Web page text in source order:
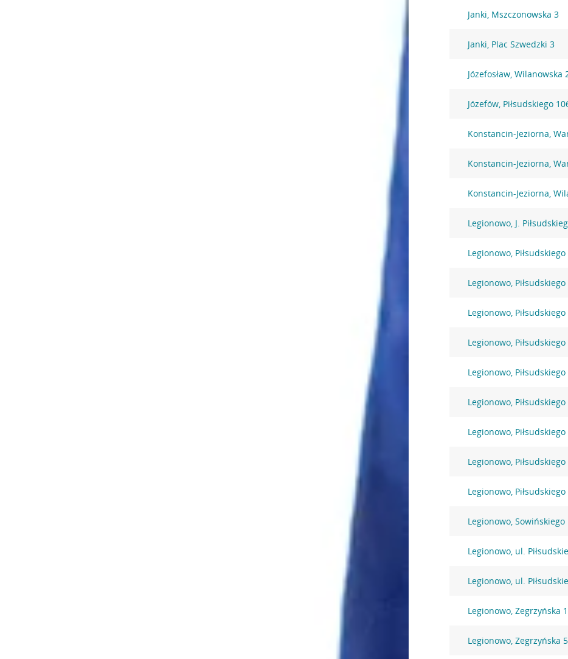
Janki, Mszczonowska 3
Janki, Plac Szwedzki 3
Józefosław, Wilanowska
Józefów, Piłsudskiego
Konstancin-Jeziorna,
Konstancin-Jeziorna,
Konstancin-Jeziorna,
Legionowo, J.
Legionowo, Piłsudskiego
Legionowo, Piłsudskiego
Legionowo, Piłsudskiego
Legionowo, Piłsudskiego
Legionowo, Piłsudskiego
Legionowo, Piłsudskiego
Legionowo, Piłsudskiego
Legionowo, Piłsudskiego
Legionowo, Piłsudskiego
Legionowo, Sowińskiego
Legionowo, ul.
Legionowo, ul.
Legionowo, Zegrzyńska
Legionowo, Zegrzyńska